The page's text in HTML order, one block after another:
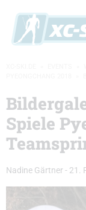
Spiele
Nadine Gärtner - 21.